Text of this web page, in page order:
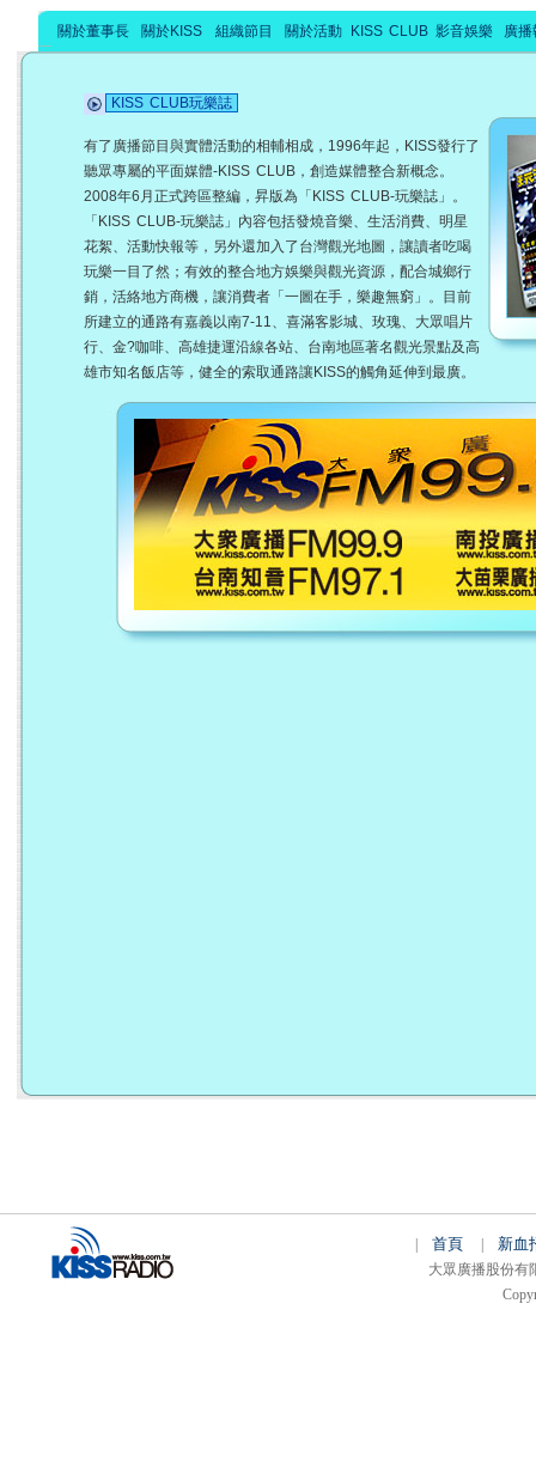
關於董事長 關於KISS 組織節目 關於活動 KISS CLUB 影音娛樂 廣播
KISS CLUB玩樂誌
有了廣播節目與實體活動的相輔相成，1996年起，KISS發行了
聽眾專屬的平面媒體-KISS CLUB，創造媒體整合新概念。
2008年6月正式跨區整編，昇版為「KISS CLUB-玩樂誌」。
「KISS CLUB-玩樂誌」內容包括發燒音樂、生活消費、明星
花絮、活動快報等，另外還加入了台灣觀光地圖，讓讀者吃喝
玩樂一目了然；有效的整合地方娛樂與觀光資源，配合城鄉行
銷，活絡地方商機，讓消費者「一圖在手，樂趣無窮」。目前
所建立的通路有嘉義以南7-11、喜滿客影城、玫瑰、大眾唱片
行、金?咖啡、高雄捷運沿線各站、台南地區著名觀光景點及高
雄市知名飯店等，健全的索取通路讓KISS的觸角延伸到最廣。
首頁 新血
大眾廣播股份有